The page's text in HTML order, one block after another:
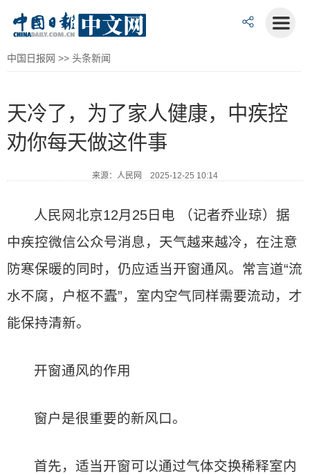
中国日报网 >> 头条新闻
天冷了，为了家人健康，中疾控
劝你每天做这件事
来源：人民网 2025-12-25 10:14
人民网北京12月25日电 （记者乔业琼）据
中疾控微信公众号消息，天气越来越冷，在注意
防寒保暖的同时，仍应适当开窗通风。常言道“流
水不腐，户枢不蠹”，室内空气同样需要流动，才
能保持清新。
开窗通风的作用
窗户是很重要的新风口。
首先，适当开窗可以通过气体交换稀释室内